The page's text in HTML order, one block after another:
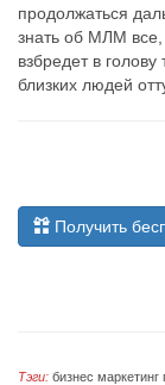
продолжаться
знать об МЛМ все,
взбредет в
близких людей
Получить
Тэги: бизнес маркетинг